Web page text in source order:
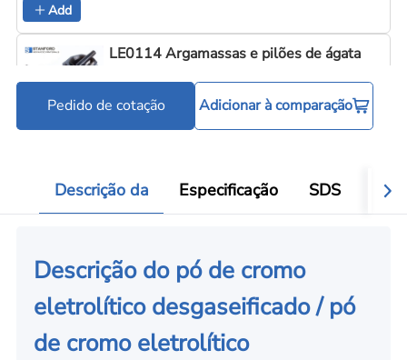
Add
LE0114 Argamassas e pilões de ágata
Pedido de cotação Adicionar à comparação
Descrição da Especificação SDS
Descrição do pó de cromo
eletrolítico desgaseificado / pó
de cromo eletrolítico